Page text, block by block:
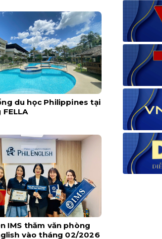
du học Philippines tại
IMS thăm văn phòng
vào tháng 02/2026